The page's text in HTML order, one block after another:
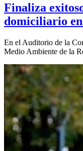
Finaliza
domiciliario
En el Auditorio de la
Medio Ambiente de la